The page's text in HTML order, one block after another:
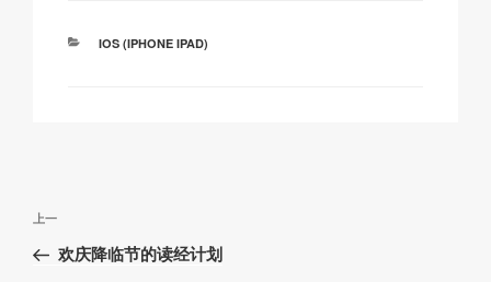
n
k
o
o
分
IOS (IPHONE IPAD)
文
导
上
一
上一
欢庆降临节的读经计划